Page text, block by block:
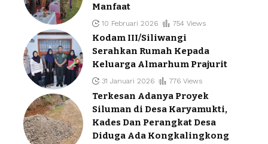
Manfaat
10 Februari 2026 754 Views
Kodam III/Siliwangi
Serahkan Rumah Kepada
Keluarga Almarhum Prajurit
31 Januari 2026 776 Views
Terkesan Adanya Proyek
Siluman di Desa Karyamukti,
Kades Dan Perangkat Desa
Diduga Ada Kongkalingkong